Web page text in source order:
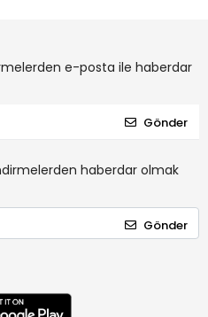
e-posta ile haberdar
Gönder
haberdar olmak
Gönder